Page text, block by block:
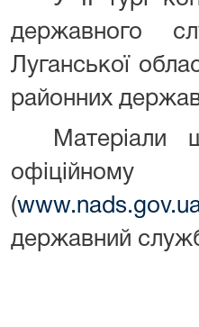
державного
Луганської
районних
Матеріали
офіційному
(
державний